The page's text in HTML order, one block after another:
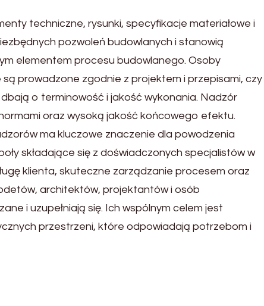
techniczne, rysunki, specyfikacje materiałowe i
pozwoleń budowlanych i stanowią
elementem procesu budowlanego. Osoby
prowadzone zgodnie z projektem i przepisami, czy
o terminowość i jakość wykonania. Nadzór
oraz wysoką jakość końcowego efektu.
ma kluczowe znaczenie dla powodzenia
składające się z doświadczonych specjalistów w
klienta, skuteczne zarządzanie procesem oraz
architektów, projektantów i osób
i uzupełniają się. Ich wspólnym celem jest
przestrzeni, które odpowiadają potrzebom i